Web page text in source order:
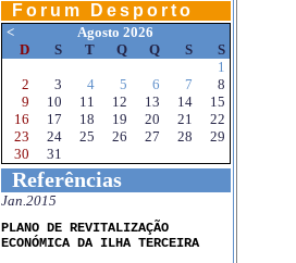
Forum Desporto
<
Agosto 2026
D
S T Q Q S
S
1
2
3 4 5 6 7
8
9
10 11 12 13 14
15
16
17 18 19 20 21
22
23
24 25 26 27 28
29
30
31
Referências
Jan.2015
PLANO DE REVITALIZAÇÃO
ECONÓMICA DA ILHA TERCEIRA